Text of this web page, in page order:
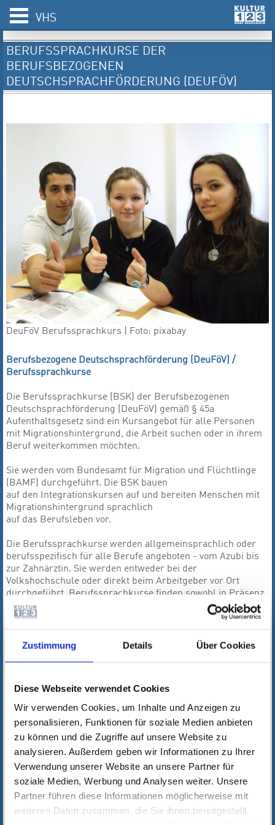
Zustimmung Details Über Cookies
Diese Webseite verwendet Cookies
Wir verwenden Cookies, um Inhalte und Anzeigen zu
personalisieren, Funktionen für soziale Medien anbieten
zu können und die Zugriffe auf unsere Website zu
analysieren. Außerdem geben wir Informationen zu Ihrer
Verwendung unserer Website an unsere Partner für
soziale Medien, Werbung und Analysen weiter. Unsere
Partner führen diese Informationen möglicherweise mit
weiteren Daten zusammen, die Sie ihnen bereitgestellt
VHS
BERUFSSPRACHKURSE DER
BERUFSBEZOGENEN
DEUTSCHSPRACHFÖRDERUNG (DEUFÖV)
DeuFöV Berufssprachkurs | Foto: pixabay
Berufsbezogene Deutschsprachförderung (DeuFöV) /
Berufssprachkurse
Die Berufssprachkurse (BSK) der Berufsbezogenen
Deutschsprachförderung (DeuFöV) gemäß § 45a
Aufenthaltsgesetz sind ein Kursangebot für alle Personen
mit Migrationshintergrund, die Arbeit suchen oder in ihrem
Beruf weiterkommen möchten.
Sie werden vom Bundesamt für Migration und Flüchtlinge
(BAMF) durchgeführt. Die BSK bauen
auf den Integrationskursen auf und bereiten Menschen mit
Migrationshintergrund sprachlich
auf das Berufsleben vor.
Die Berufssprachkurse werden allgemeinsprachlich oder
berufsspezifisch für alle Berufe angeboten - vom Azubi bis
zur Zahnärztin. Sie werden entweder bei der
Volkshochschule oder direkt beim Arbeitgeber vor Ort
durchgeführt. Berufssprachkurse finden sowohl in Präsenz
als auch virtuell (online) statt in Vollzeit- oder
berufsbegleitend in Teilzeitkursen.
Es gibt Berufssprachkurse mit Zertifikatsprüfung und
frühpädagogischen Bereich ausüben oder eine solche
anstreben
Azubi-BSK
(ausbildungsbegleitende Berufssprachkurse)
Einzelhandel-BSK, Gewerbe-Technik – BSK, Fachpraxis-
BSK und BSK für Gesundheitsberufe
Für die Teilnahme an einem Berufssprachkurs benötigen Sie
eine Berechtigung vom Jobcenter, von der
Agentur für Arbeit oder dem Bundesamt (BAMF). Bitte